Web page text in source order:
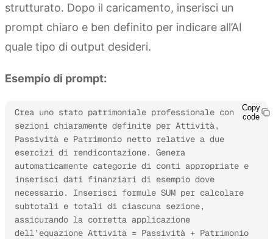
strutturato. Dopo il caricamento, inserisci un
prompt chiaro e ben definito per indicare all’AI
quale tipo di output desideri.
Esempio di prompt:
Crea uno stato patrimoniale professionale con
sezioni chiaramente definite per Attività,
Passività e Patrimonio netto relative a due
esercizi di rendicontazione. Genera
automaticamente categorie di conti appropriate e
inserisci dati finanziari di esempio dove
necessario. Inserisci formule SUM per calcolare
subtotali e totali di ciascuna sezione,
assicurando la corretta applicazione
dell’equazione Attività = Passività + Patrimonio
Copy
code